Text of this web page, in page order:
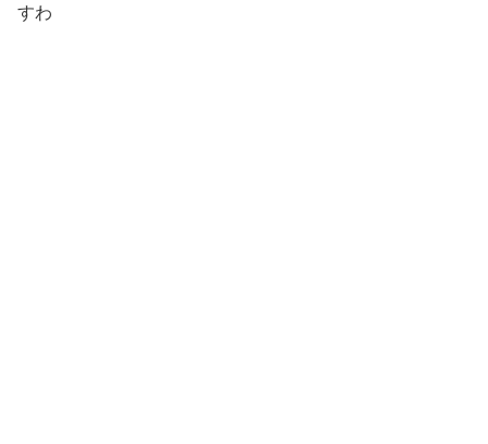
すわ